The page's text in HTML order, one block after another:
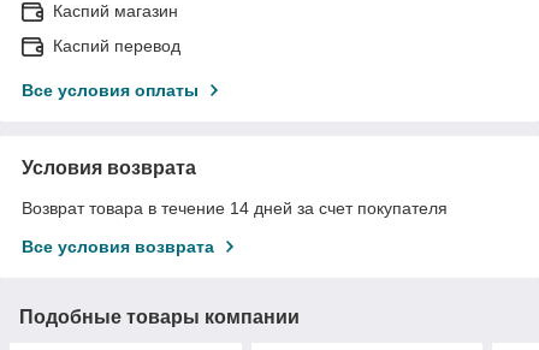
Каспий магазин
Каспий перевод
Все условия оплаты
Условия возврата
Возврат товара в течение 14 дней за счет покупателя
Все условия возврата
Подобные товары компании